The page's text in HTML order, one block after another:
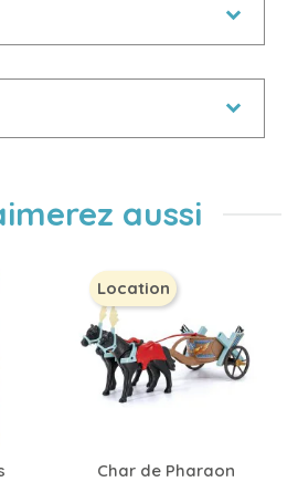
aussi
Char de Pharaon
Location